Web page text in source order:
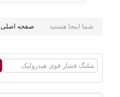
شما اینجا هستید صفحه اصلی